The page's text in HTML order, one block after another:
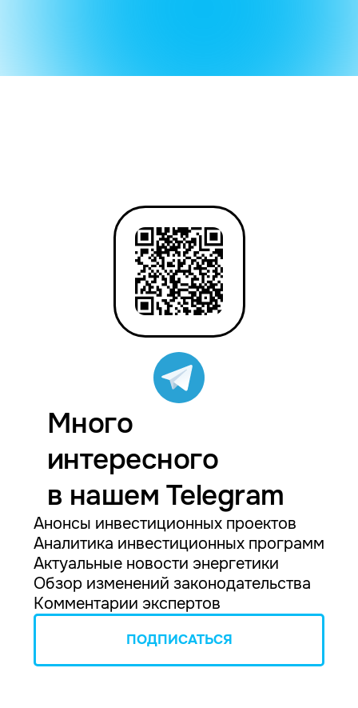
Много
интересного
в нашем Telegram
Анонсы инвестиционных проектов
Аналитика инвестиционных программ
Актуальные новости энергетики
Обзор изменений законодательства
Комментарии экспертов
ПОДПИСАТЬСЯ